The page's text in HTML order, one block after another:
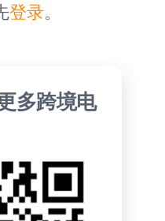
登录。
多跨境电